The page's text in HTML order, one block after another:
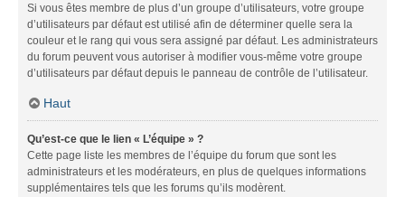
Si vous êtes membre de plus d’un groupe d’utilisateurs, votre groupe
d’utilisateurs par défaut est utilisé afin de déterminer quelle sera la
couleur et le rang qui vous sera assigné par défaut. Les administrateurs
du forum peuvent vous autoriser à modifier vous-même votre groupe
d’utilisateurs par défaut depuis le panneau de contrôle de l’utilisateur.
Haut
Qu’est-ce que le lien « L’équipe » ?
Cette page liste les membres de l’équipe du forum que sont les
administrateurs et les modérateurs, en plus de quelques informations
supplémentaires tels que les forums qu’ils modèrent.